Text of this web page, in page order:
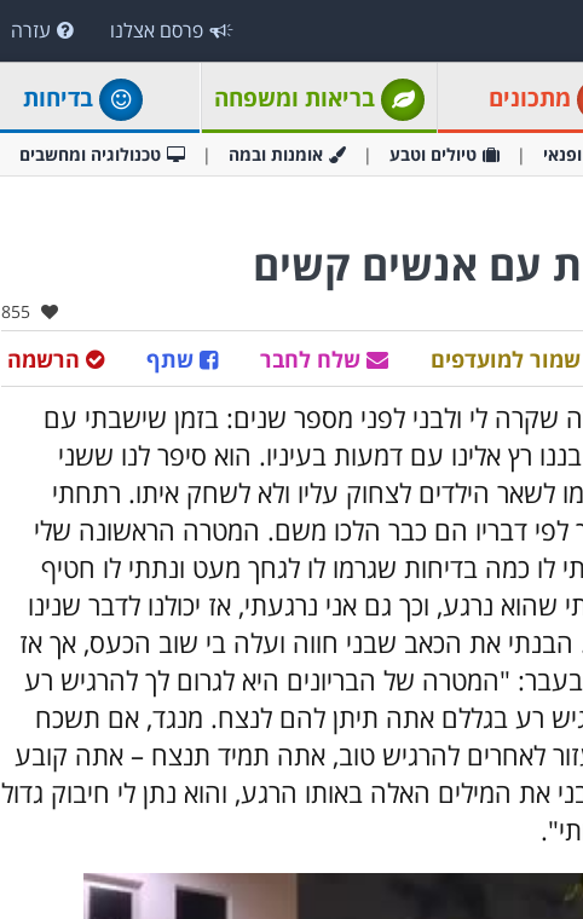
פרסם אצלנו עזרה
מתכונים בריאות ומשפחה בדיחות
טיולים וטבע אומנות ובמה טכנולוגיה ומחשבים
אהבו:
855
הרשמה שתף שלח לחבר שמור למועדפים
שקרה לי ולבני לפני מספר שנים: בזמן שישבתי עם
רץ אלינו עם דמעות בעיניו. הוא סיפר לנו ששני
לשאר הילדים לצחוק עליו ולא לשחק איתו. רתחתי
לפי דבריו הם כבר הלכו משם. המטרה הראשונה שלי
לו כמה בדיחות שגרמו לו לגחך מעט ונתתי לו חטיף
נרגע, וכך גם אני נרגעתי, אז יכולנו לדבר שנינו
את הכאב שבני חווה ועלה בי שוב הכעס, אך אז
"המטרה של הבריונים היא לגרום לך להרגיש רע
רע בגללם אתה תיתן להם לנצח. מנגד, אם תשכח
לאחרים להרגיש טוב, אתה תמיד תנצח – אתה קובע
את המילים האלה באותו הרגע, והוא נתן לי חיבוק גדול